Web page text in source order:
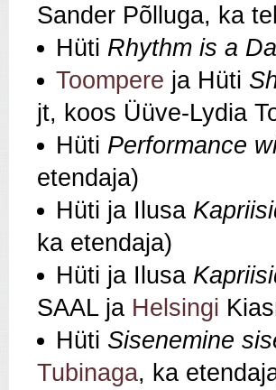
Sander Põlluga, ka
Hüti Rhythm is a
Toompere ja Hüti
jt, koos Üüve-Lydia
Hüti Performance
etendaja)
Hüti ja Ilusa
ka etendaja)
Hüti ja Ilusa
SAAL ja Helsingi
Hüti Sisenemine
Tubinaga, ka